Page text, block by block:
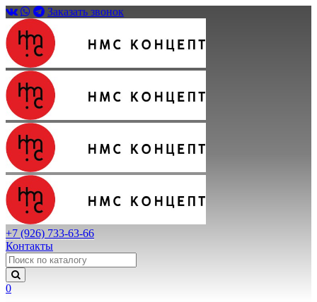
Заказать звонок
+7 (926) 733-63-66
Контакты
0